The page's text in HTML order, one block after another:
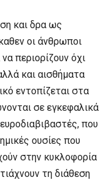
και δρα ως
οι άνθρωποι
περιορίζουν όχι
και αισθήματα
εντοπίζεται στα
σε εγκεφαλικά
που
ουσίες που
στην κυκλοφορία
τη διάθεση